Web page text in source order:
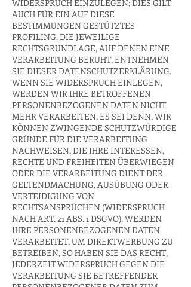
WIDERSPRUCH EINZULEGEN; DIES GILT
AUCH FÜR EIN AUF DIESE
BESTIMMUNGEN GESTÜTZTES
PROFILING. DIE JEWEILIGE
RECHTSGRUNDLAGE, AUF DENEN EINE
VERARBEITUNG BERUHT, ENTNEHMEN
SIE DIESER DATENSCHUTZERKLÄRUNG.
WENN SIE WIDERSPRUCH EINLEGEN,
WERDEN WIR IHRE BETROFFENEN
PERSONENBEZOGENEN DATEN NICHT
MEHR VERARBEITEN, ES SEI DENN, WIR
KÖNNEN ZWINGENDE SCHUTZWÜRDIGE
GRÜNDE FÜR DIE VERARBEITUNG
NACHWEISEN, DIE IHRE INTERESSEN,
RECHTE UND FREIHEITEN ÜBERWIEGEN
ODER DIE VERARBEITUNG DIENT DER
GELTENDMACHUNG, AUSÜBUNG ODER
VERTEIDIGUNG VON
RECHTSANSPRÜCHEN (WIDERSPRUCH
NACH ART. 21 ABS. 1 DSGVO). WERDEN
IHRE PERSONENBEZOGENEN DATEN
VERARBEITET, UM DIREKTWERBUNG ZU
BETREIBEN, SO HABEN SIE DAS RECHT,
JEDERZEIT WIDERSPRUCH GEGEN DIE
VERARBEITUNG SIE BETREFFENDER